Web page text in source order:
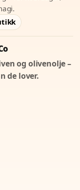
og olivenolje –
de lover.